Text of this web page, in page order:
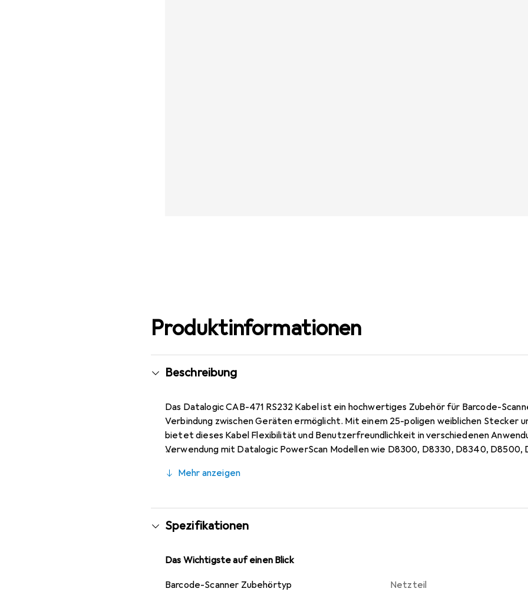
Produktinformationen
Beschreibung
Das Datalogic CAB-471 RS232 Kabel ist ein hochwertiges Zubehör für Barcode-
Verbindung zwischen Geräten ermöglicht. Mit einem 25-poligen weiblichen Stecker
bietet dieses Kabel Flexibilität und Benutzerfreundlichkeit in verschiedenen
Verwendung mit Datalogic PowerScan Modellen wie D8300, D8330, D8340, D8500,
Aufbewahrung zu gewährleisten. Die Verwendung von RS-232 Technologie
für alle, die eine zuverlässige Verbindung für ihre Barcode-Scanner benötigen.
Mehr anzeigen
Spezifikationen
Das Wichtigste auf einen Blick
Barcode-Scanner Zubehörtyp Netzteil